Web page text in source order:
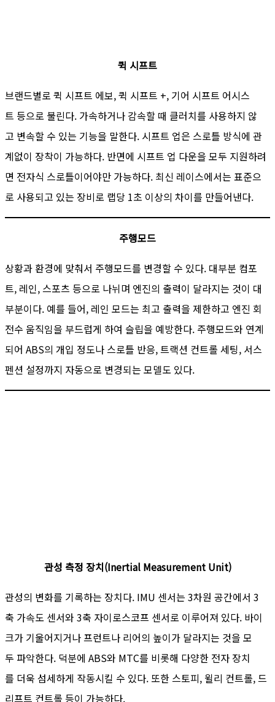
퀵 시프트
브랜드별로 퀵 시프트 에보, 퀵 시프트 +, 기어 시프트 어시스
트 등으로 불린다. 가속하거나 감속할 때 클러치를 사용하지 않
고 변속할 수 있는 기능을 말한다. 시프트 업은 스로틀 방식에 관
계없이 장착이 가능하다. 반면에 시프트 업 다운을 모두 지원하려
면 전자식 스로틀이어야만 가능하다. 최신 레이스에서는 표준으
로 사용되고 있는 장비로 랩당 1초 이상의 차이를 만들어낸다.
주행모드
상황과 환경에 맞춰서 주행모드를 변경할 수 있다. 대부분 컴포
트, 레인, 스포츠 등으로 나뉘며 엔진의 출력이 달라지는 것이 대
부분이다. 예를 들어, 레인 모드는 최고 출력을 제한하고 엔진 회
전수 움직임을 부드럽게 하여 슬립을 예방한다. 주행모드와 연계
되어 ABS의 개입 정도나 스로틀 반응, 트랙션 컨트롤 세팅, 서스
펜션 설정까지 자동으로 변경되는 모델도 있다.
관성 측정 장치(Inertial Measurement Unit)
관성의 변화를 기록하는 장치다. IMU 센서는 3차원 공간에서 3
축 가속도 센서와 3축 자이로스코프 센서로 이루어져 있다. 바이
크가 기울어지거나 프런트나 리어의 높이가 달라지는 것을 모
두 파악한다. 덕분에 ABS와 MTC를 비롯해 다양한 전자 장치
를 더욱 섬세하게 작동시킬 수 있다. 또한 스토피, 윌리 컨트롤, 드
리프트 컨트롤 등이 가능하다.